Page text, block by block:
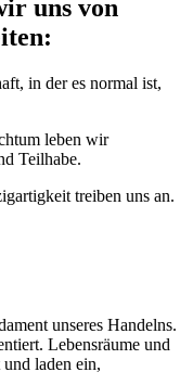
uns von
in der es normal ist,
leben wir
Teilhabe.
treiben uns an.
unseres Handelns.
Lebensräume und
laden ein,